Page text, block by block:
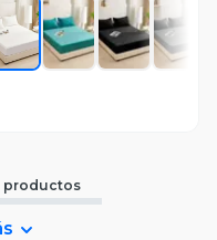
productos